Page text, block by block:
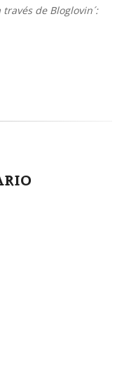
de Bloglovin´: